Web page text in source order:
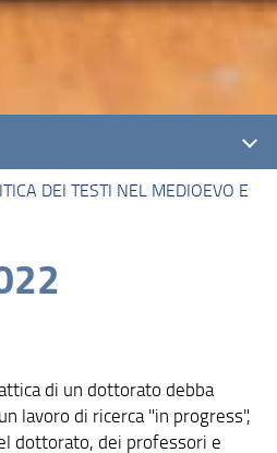
DEI TESTI NEL MEDIOEVO E
di un dottorato debba
lavoro di ricerca "in progress",
dottorato, dei professori e
testi nel Medioevo e nel